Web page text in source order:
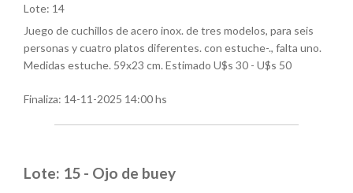
Lote: 14
Juego de cuchillos de acero inox. de tres modelos, para seis
personas y cuatro platos diferentes. con estuche-., falta uno.
Medidas estuche. 59x23 cm. Estimado U$s 30 - U$s 50
Finaliza: 14-11-2025 14:00 hs
Lote: 15 - Ojo de buey